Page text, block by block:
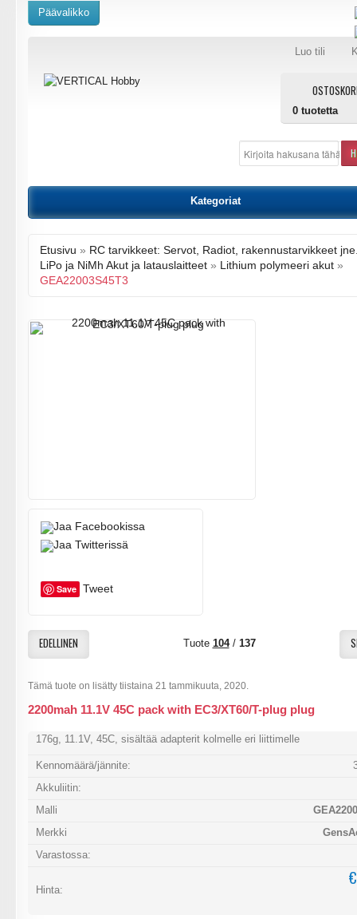
Luo tili
0 tuotetta
Päävalikko
Kategoriat
Etusivu » RC tarvikkeet: Servot, Radiot, rakennustarvikkeet
LiPo ja NiMh Akut ja latauslaitteet » Lithium polymeeri akut »
GEA22003S45T3
Save Tweet
EDELLINEN Tuote 104/ 137
Tämä tuote on lisätty tiistaina 21 tammikuuta, 2020.
2200mah 11.1V 45C pack with EC3/XT60/T-plug plug
176g, 11.1V, 45C, sisältää adapterit kolmelle eri liittimelle
Kennomäärä/jännite:
Akkuliitin:
Malli
Merkki
Varastossa:
Hinta: